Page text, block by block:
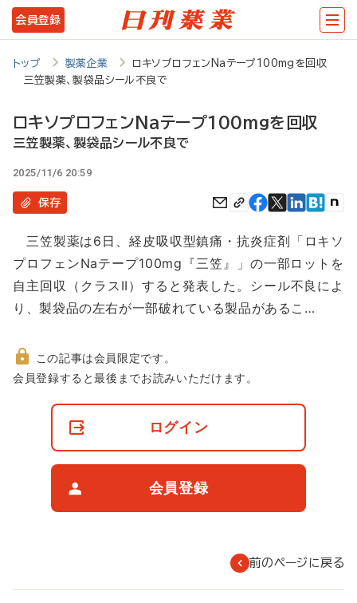
メ
イ
ツ
に
会員登録
トップ 製薬企業
ロキソプロフェンNaテープ100mgを回収
三笠製薬、製袋品シール不良で
ロキソプロフェンNaテープ100mgを回収
三笠製薬、製袋品シール不良で
2025/11/6 20:59
保存
三笠製薬は6日、経皮吸収型鎮痛・抗炎症剤「ロキソ
プロフェンNaテープ100mg『三笠』」の一部ロットを
自主回収（クラスII）すると発表した。シール不良によ
り、製袋品の左右が一部破れている製品があるこ…
非
この記事は会員限定です。
会員登録すると最後までお読みいただけます。
ログイン
会員登録
前のページに戻る